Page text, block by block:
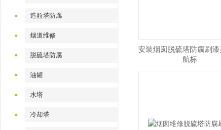
造粒塔防腐
烟道维修
脱硫塔防腐
油罐
水塔
冷却塔
安装烟囱脱硫塔防腐刷
航标